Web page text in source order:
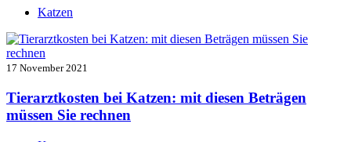
Katzen
17 November 2021
Tierarztkosten bei Katzen: mit diesen Beträgen
müssen Sie rechnen